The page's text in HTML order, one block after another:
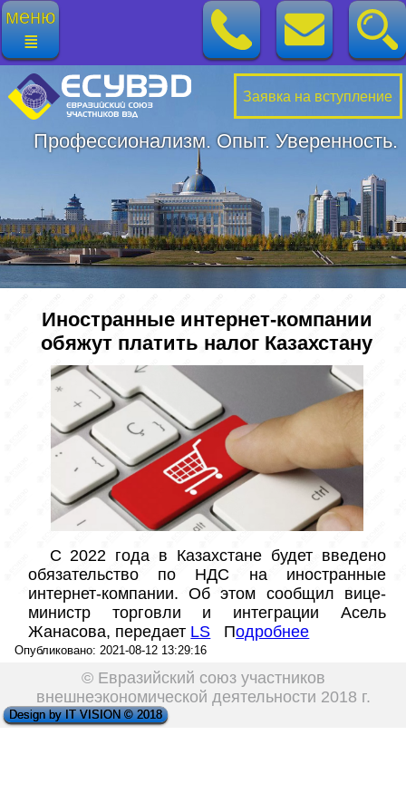
меню
≣
Профессионализм. Опыт. Уверенность.
Заявка на вступление
Иностранные интернет-компании
обяжут платить налог Казахстану
обязательство по НДС на иностранные
интернет-компании. Об этом сообщил вице-
министр торговли и интеграции Асель
Жанасова, передает LS
   П
одробнее
Опубликовано: 2021-08-12 13:29:16
© Евразийский союз участников
внешнеэкономической деятельности 2018 г.
Design by IT VISION © 2018